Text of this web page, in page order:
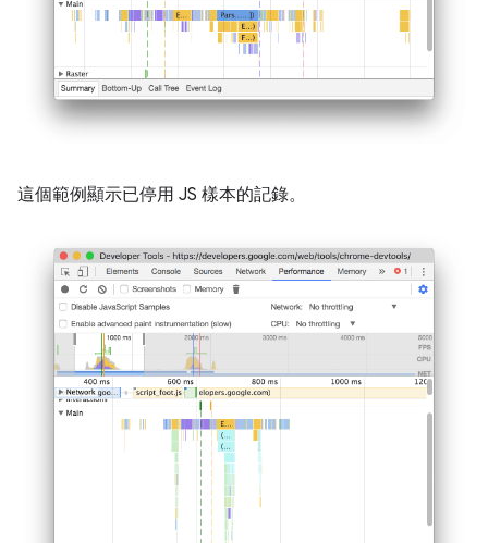
這個範例顯示已停用 JS 樣本的記錄。